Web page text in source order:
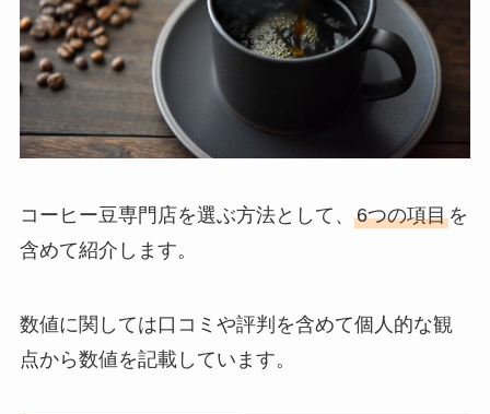
コーヒー豆専門店を選ぶ方法として、 6つの項目を
含めて紹介します。
数値に関しては口コミや評判を含めて個人的な観
点から数値を記載しています。